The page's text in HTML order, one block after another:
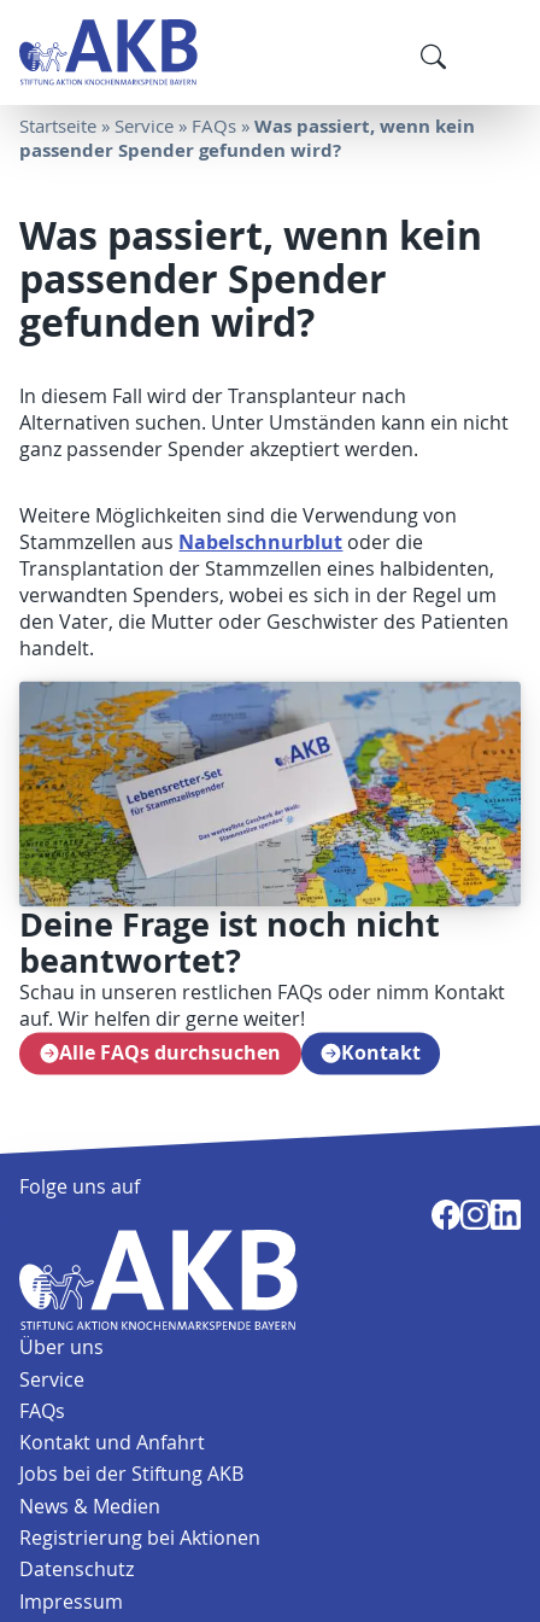
Startseite » Service » FAQs »Was passiert, wenn kein
passender Spender gefunden wird?
Was passiert, wenn kein
passender Spender
gefunden wird?
In diesem Fall wird der Transplanteur nach
Alternativen suchen. Unter Umständen kann ein nicht
ganz passender Spender akzeptiert werden.
Weitere Möglichkeiten sind die Verwendung von
Stammzellen aus Nabelschnurblut oder die
Transplantation der Stammzellen eines halbidenten,
verwandten Spenders, wobei es sich in der Regel um
den Vater, die Mutter oder Geschwister des Patienten
handelt.
Deine Frage ist noch nicht
beantwortet?
Schau in unseren restlichen FAQs oder nimm Kontakt
auf. Wir helfen dir gerne weiter!
Alle FAQs durchsuchen Kontakt
Folge uns auf
Über uns
Service
FAQs
Kontakt und Anfahrt
Jobs bei der Stiftung AKB
News & Medien
Registrierung bei Aktionen
Datenschutz
Impressum